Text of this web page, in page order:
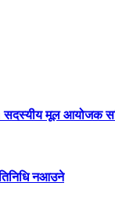
सदस्यीय मूल आयोजक
नआउने